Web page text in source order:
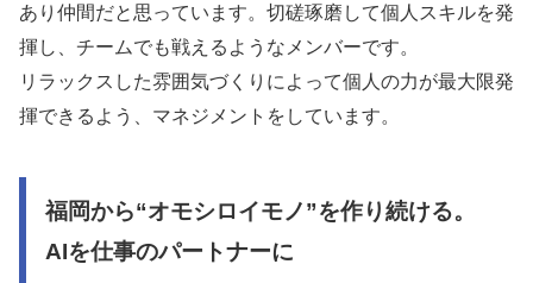
あり仲間だと思っています。切磋琢磨して個人スキルを発
揮し、チームでも戦えるようなメンバーです。
リラックスした雰囲気づくりによって個人の力が最大限発
揮できるよう、マネジメントをしています。
福岡から“オモシロイモノ”を作り続ける。
AIを仕事のパートナーに